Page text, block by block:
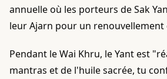
annuelle où les porteurs de Sak
leur Ajarn pour un renouvellement
Pendant le Wai Khru, le Yant est
mantras et de l'huile sacrée, tu